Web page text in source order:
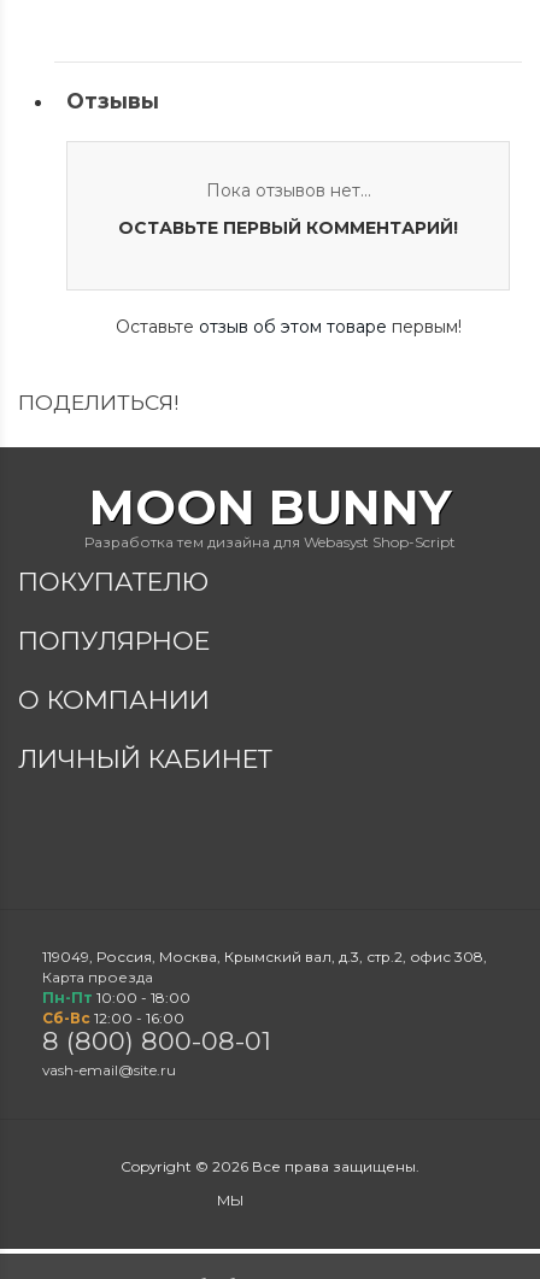
Отзывы
Пока отзывов нет...
ОСТАВЬТЕ ПЕРВЫЙ КОММЕНТАРИЙ!
Оставьте отзыв об этом товаре первым!
ПОДЕЛИТЬСЯ!
MOON BUNNY
Разработка тем дизайна для Webasyst Shop-Script
ПОКУПАТЕЛЮ
ПОПУЛЯРНОЕ
О КОМПАНИИ
ЛИЧНЫЙ КАБИНЕТ
119049 Россия Москва Крымский вал, д.3, стр.2 офис 308
Карта проезда
Пн-Пт 10:00 - 18:00
Сб-Вс 12:00 - 16:00
8 (800) 800-08-01
vash-email@site.ru
Copyright © 2026 Все права защищены.
МЫ